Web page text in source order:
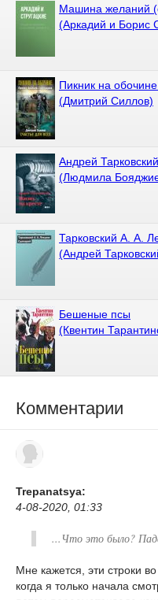
Машина желаний
(Аркадий и Борис
Пикник на
(Дмитрий Силлов)
Андрей
(Людмила
Тарковский А. А.
(Андрей
Бешеные псы
(Квентин
Комментарии
Trepanatsya:
4-08-2020, 01:33
...Что это было?
Мне кажется, эти строки во
когда я только начала